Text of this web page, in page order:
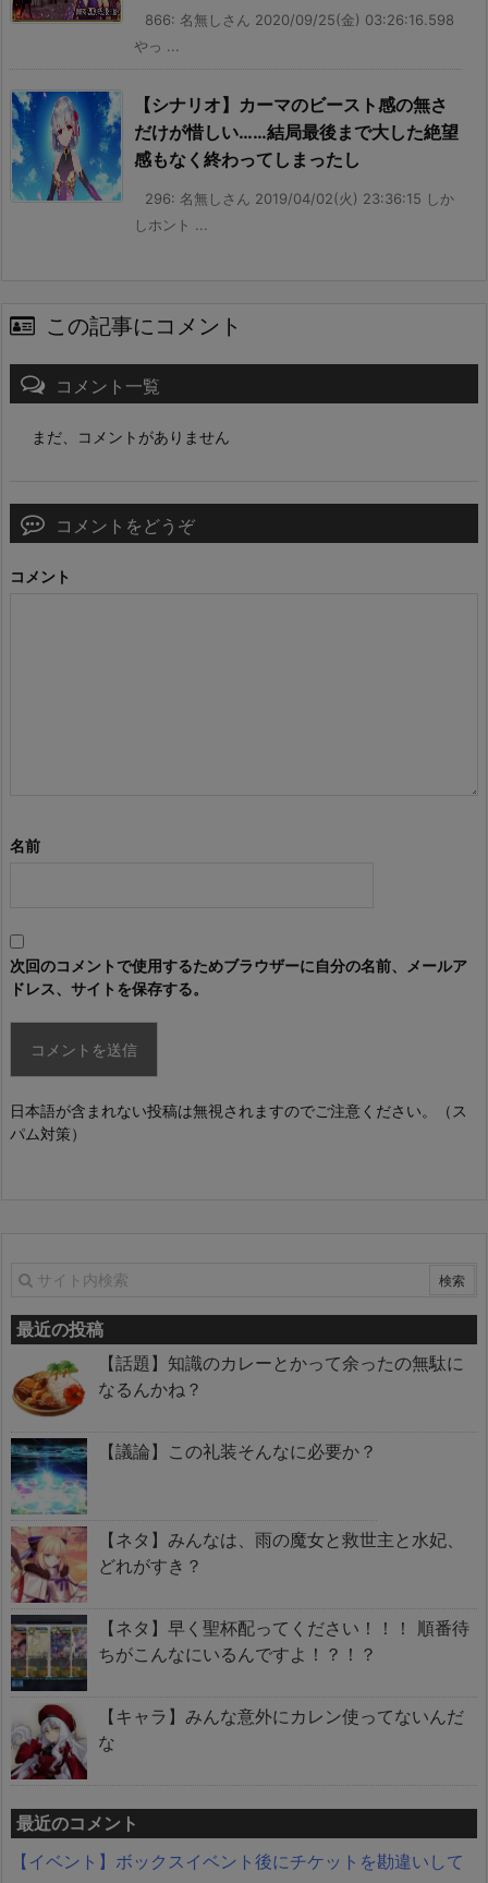
866: 名無しさん 2020/09/25(金) 03:26:16.598
やっ ...
【シナリオ】カーマのビースト感の無さ
だけが惜しい……結局最後まで大した絶望
感もなく終わってしまったし
296: 名無しさん 2019/04/02(火) 23:36:15 しか
しホント ...
この記事にコメント
コメント一覧
まだ、コメントがありません
コメントをどうぞ
コメント
名前
次回のコメントで使用するためブラウザーに自分の名前、メールア
ドレス、サイトを保存する。
日本語が含まれない投稿は無視されますのでご注意ください。（ス
パム対策）
最近の投稿
【話題】知識のカレーとかって余ったの無駄に
なるんかね？
【議論】この礼装そんなに必要か？
【ネタ】みんなは、雨の魔女と救世主と水妃、
どれがすき？
【ネタ】早く聖杯配ってください！！！ 順番待
ちがこんなにいるんですよ！？！？
【キャラ】みんな意外にカレン使ってないんだ
な
最近のコメント
【イベント】ボックスイベント後にチケットを勘違いして